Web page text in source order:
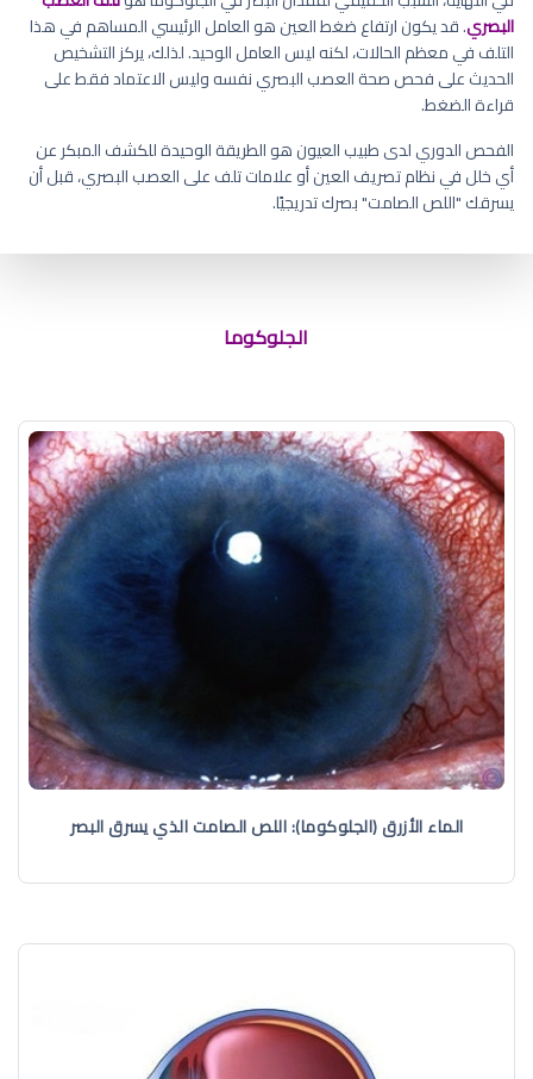
البصري. قد يكون ارتفاع ضغط العين هو العامل الرئيسي المساهم في هذا
التلف في معظم الحالات، لكنه ليس العامل الوحيد. لذلك، يركز التشخيص
الحديث على فحص صحة العصب البصري نفسه وليس الاعتماد فقط على
قراءة الضغط.
الفحص الدوري لدى طبيب العيون هو الطريقة الوحيدة للكشف المبكر عن
أي خلل في نظام تصريف العين أو علامات تلف على العصب البصري، قبل أن
يسرقك "اللص الصامت" بصرك تدريجيًا.
الجلوكوما
الماء الأزرق (الجلوكوما): اللص الصامت الذي يسرق البصر